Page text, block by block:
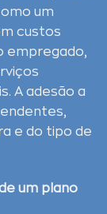
um
custos
empregado,
A adesão a
e do tipo de
um plano